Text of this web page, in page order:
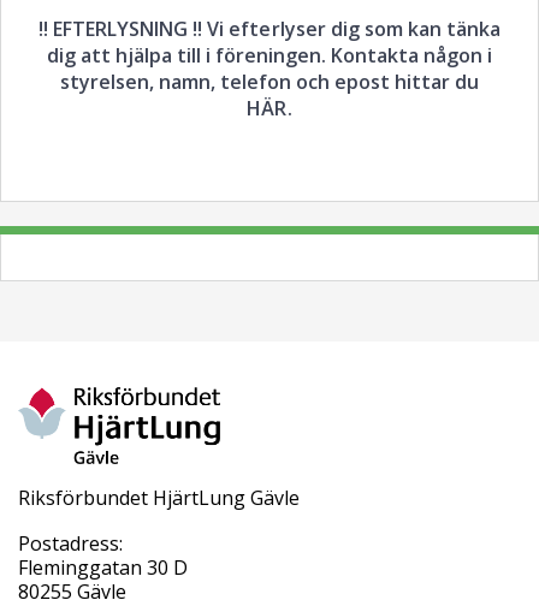
!! EFTERLYSNING !! Vi efterlyser dig som kan tänka
dig att hjälpa till i föreningen. Kontakta någon i
styrelsen, namn, telefon och epost hittar du
HÄR.
Riksförbundet HjärtLung Gävle
Postadress:
Fleminggatan 30 D
80255 Gävle